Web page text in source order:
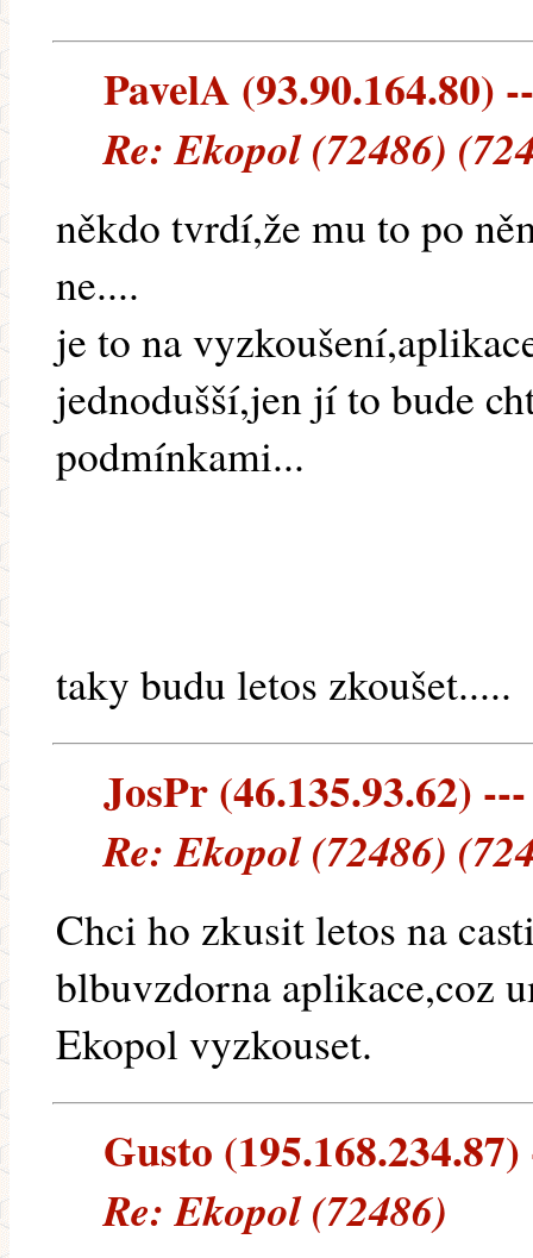
PavelA (93.90.164.80)
Re: Ekopol (72486)
někdo tvrdí,že mu to po
ne....
je to na
jednodušší,jen jí to bude
podmínkami...
taky budu letos zkoušet.....
JosPr (46.135.93.62)
Re: Ekopol (72486)
Chci ho zkusit letos na
blbuvzdorna aplikace,coz
Ekopol vyzkouset.
Gusto
Re: Ekopol (72486)